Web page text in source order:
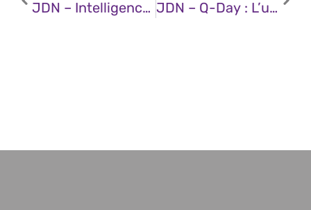
JDN – Intelligence Artificielle : Les Tendances Clés Pour Transformer Les Industries Et Renforcer La Compétitivité JDN – Q-Day : L’ultimatum Quantique – Pourquoi La Cryptographie Post-Quantique Est Une Urgence